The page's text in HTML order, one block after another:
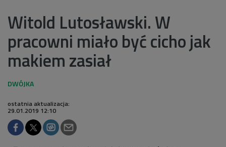
Witold Lutosławski. W
pracowni miało być cicho jak
makiem zasiał
ostatnia aktualizacja:
29.01.2019 12:10